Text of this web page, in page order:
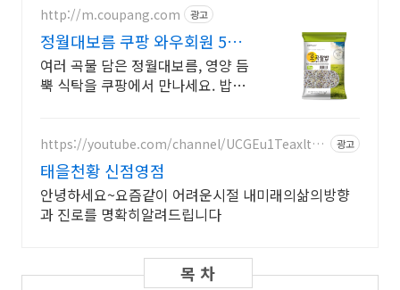
http://m.coupang.com 광고
정월대보름 쿠팡 와우회원 5%
캐시 적립
여러 곡물 담은 정월대보름, 영양 듬
뿍 식탁을 쿠팡에서 만나세요. 밥맛
https://youtube.com/channel/UCGEu1Teaxlto3
광고
태을천황 신점영점
안녕하세요~요즘같이 어려운시절 내미래의삶의방향
과 진로를 명확히알려드립니다